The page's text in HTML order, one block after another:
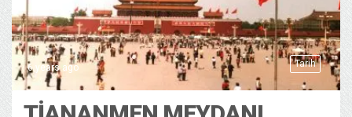
Tarih
6 years ago